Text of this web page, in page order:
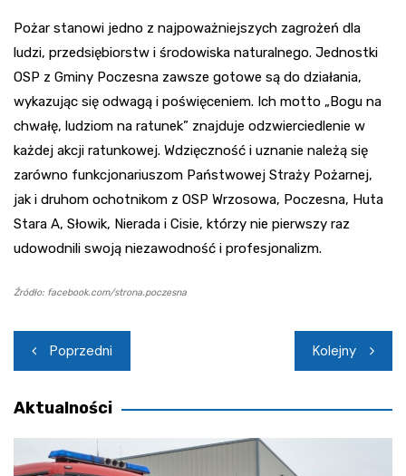
Pożar stanowi jedno z najpoważniejszych zagrożeń dla
ludzi, przedsiębiorstw i środowiska naturalnego. Jednostki
OSP z Gminy Poczesna zawsze gotowe są do działania,
wykazując się odwagą i poświęceniem. Ich motto „Bogu na
chwałę, ludziom na ratunek” znajduje odzwierciedlenie w
każdej akcji ratunkowej. Wdzięczność i uznanie należą się
zarówno funkcjonariuszom Państwowej Straży Pożarnej,
jak i druhom ochotnikom z OSP Wrzosowa, Poczesna, Huta
Stara A, Słowik, Nierada i Cisie, którzy nie pierwszy raz
udowodnili swoją niezawodność i profesjonalizm.
Źródło: facebook.com/strona.poczesna
Nawigacja
wpisu
Poprzedni Kolejny
Aktualności